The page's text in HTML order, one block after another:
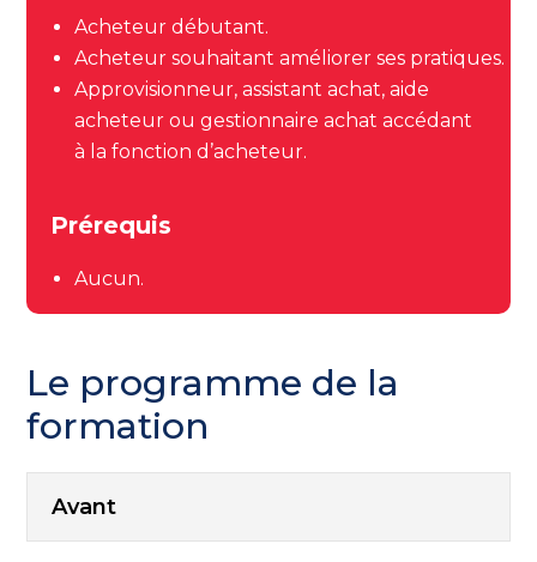
Acheteur débutant.
Acheteur souhaitant améliorer ses pratiques.
Approvisionneur, assistant achat, aide
acheteur ou gestionnaire achat accédant
à la fonction d’acheteur.
Prérequis
Aucun.
Le programme de la
formation
Avant